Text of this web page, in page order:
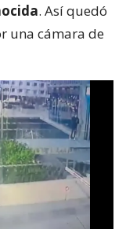
. Así quedó
una cámara de